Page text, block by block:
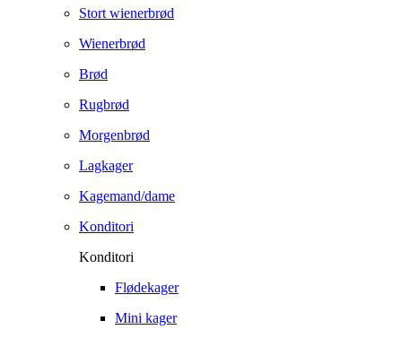
Stort wienerbrød
Wienerbrød
Brød
Rugbrød
Morgenbrød
Lagkager
Kagemand/dame
Konditori
Konditori
Flødekager
Mini kager